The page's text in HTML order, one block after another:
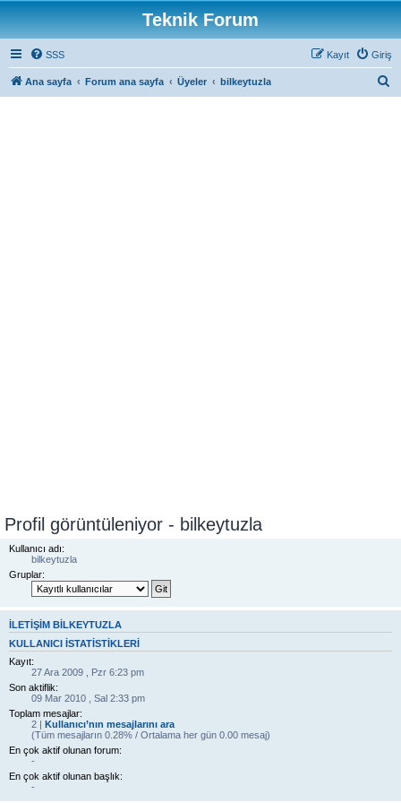
Teknik Forum
SSS Giriş
Kayıt
Ana sayfa Forum ana sayfa Üyeler bilkeytuzla
Profil görüntüleniyor - bilkeytuzla
Kullanıcı adı:
bilkeytuzla
Gruplar:
İLETIŞIM BILKEYTUZLA
KULLANICI ISTATISTIKLERI
Kayıt:
27 Ara 2009 , Pzr 6:23 pm
Son aktiflik:
09 Mar 2010 , Sal 2:33 pm
Toplam mesajlar:
2 | Kullanıcı’nın mesajlarını ara
(Tüm mesajların 0.28% / Ortalama her gün 0.00 mesaj)
En çok aktif olunan forum:
-
En çok aktif olunan başlık:
-